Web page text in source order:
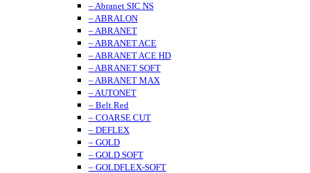
– Abranet SIC NS
– ABRALON
– ABRANET
– ABRANET ACE
– ABRANET ACE HD
– ABRANET SOFT
– ABRANET MAX
– AUTONET
– Belt Red
– COARSE CUT
– DEFLEX
– GOLD
– GOLD SOFT
– GOLDFLEX-SOFT